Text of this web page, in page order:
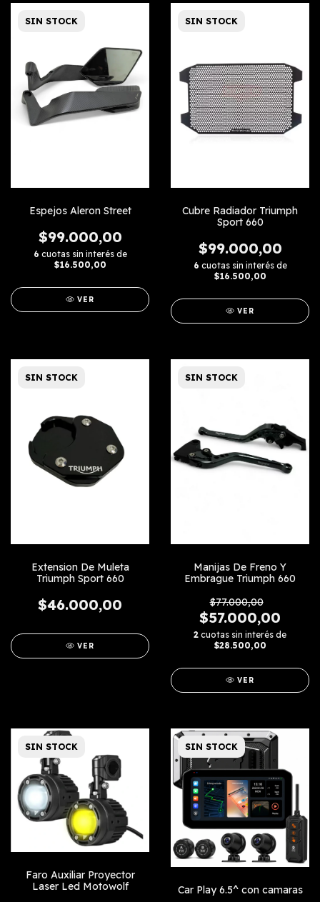
SIN STOCK
Espejos Aleron Street
$99.000,00
6 cuotas sin interés de
$16.500,00
VER
SIN STOCK
Cubre Radiador Triumph
Sport 660
$99.000,00
6 cuotas sin interés de
$16.500,00
VER
SIN STOCK
Extension De Muleta
Triumph Sport 660
$46.000,00
VER
SIN STOCK
Manijas De Freno Y
Embrague Triumph 660
$77.000,00
$57.000,00
2 cuotas sin interés de
$28.500,00
VER
SIN STOCK
Faro Auxiliar Proyector
Laser Led Motowolf
SIN STOCK
Car Play 6.5^ con camaras